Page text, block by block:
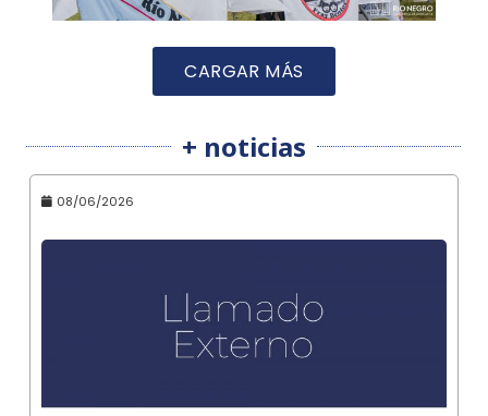
CARGAR MÁS
+ noticias
08/06/2026